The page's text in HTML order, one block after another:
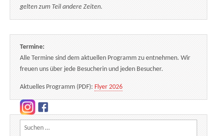
gelten zum Teil andere Zeiten.
Termine:
Alle Termine sind dem aktuellen Programm zu entnehmen. Wir
freuen uns über jede Besucherin und jeden Besucher.
Aktuelles Programm (PDF): Flyer 2026
Suchen nach: